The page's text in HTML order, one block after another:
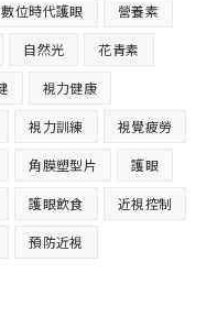
數位時代護眼 營養素
自然光 花青素
視力健康
視力訓練 視覺疲勞
角膜塑型片 護眼
護眼飲食 近視控制
預防近視